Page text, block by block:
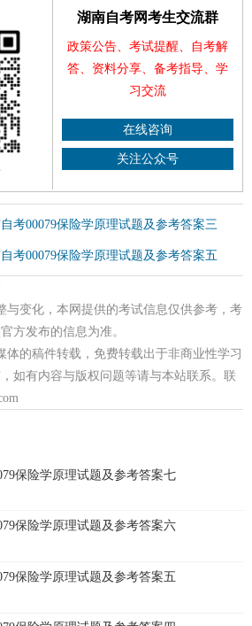
湖南自考网考生交流群
政策公告、考试提醒、自考解
答、资料分享、备考指导、学
习交流
在线咨询
关注公众号
自考00079保险学原理试题及参考答案三
考00079保险学原理试题及参考答案五
与变化，本网提供的考试信息仅供参考，考
方发布的信息为准。
体的稿件转载，免费转载出于非商业性学习
如有内容与版权问题等请与本站联系。联
保险学原理试题及参考答案七
保险学原理试题及参考答案六
保险学原理试题及参考答案五